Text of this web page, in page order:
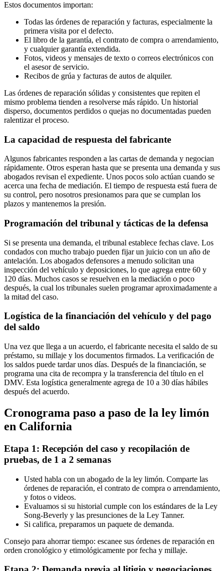
Estos documentos importan:
Todas las órdenes de reparación y facturas, especialmente la
primera visita por el defecto.
El libro de la garantía, el contrato de compra o arrendamiento,
y cualquier garantía extendida.
Fotos, videos y mensajes de texto o correos electrónicos con
el asesor de servicio.
Recibos de grúa y facturas de autos de alquiler.
Las órdenes de reparación sólidas y consistentes que repiten el
mismo problema tienden a resolverse más rápido. Un historial
disperso, documentos perdidos o quejas no documentadas pueden
ralentizar el proceso.
La capacidad de respuesta del fabricante
Algunos fabricantes responden a las cartas de demanda y negocian
rápidamente. Otros esperan hasta que se presenta una demanda y sus
abogados revisan el expediente. Unos pocos solo actúan cuando se
acerca una fecha de mediación. El tiempo de respuesta está fuera de
su control, pero nosotros presionamos para que se cumplan los
plazos y mantenemos la presión.
Programación del tribunal y tácticas de la defensa
Si se presenta una demanda, el tribunal establece fechas clave. Los
condados con mucho trabajo pueden fijar un juicio con un año de
antelación. Los abogados defensores a menudo solicitan una
inspección del vehículo y deposiciones, lo que agrega entre 60 y
120 días. Muchos casos se resuelven en la mediación o poco
después, la cual los tribunales suelen programar aproximadamente a
la mitad del caso.
Logística de la financiación del vehículo y del pago
del saldo
Una vez que llega a un acuerdo, el fabricante necesita el saldo de su
préstamo, su millaje y los documentos firmados. La verificación de
los saldos puede tardar unos días. Después de la financiación, se
programa una cita de recompra y la transferencia del título en el
DMV. Esta logística generalmente agrega de 10 a 30 días hábiles
después del acuerdo.
Cronograma paso a paso de la ley limón
en California
Etapa 1: Recepción del caso y recopilación de
pruebas, de 1 a 2 semanas
Usted habla con un abogado de la ley limón. Comparte las
órdenes de reparación, el contrato de compra o arrendamiento,
y fotos o videos.
Evaluamos si su historial cumple con los estándares de la Ley
Song-Beverly y las presunciones de la Ley Tanner.
Si califica, preparamos un paquete de demanda.
Consejo para ahorrar tiempo: escanee sus órdenes de reparación en
orden cronológico y etimológicamente por fecha y millaje.